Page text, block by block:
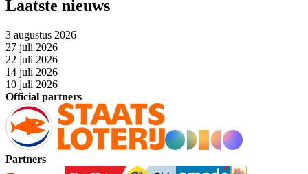
Laatste nieuws
3 augustus 2026
27 juli 2026
22 juli 2026
14 juli 2026
10 juli 2026
Official partners
Partners